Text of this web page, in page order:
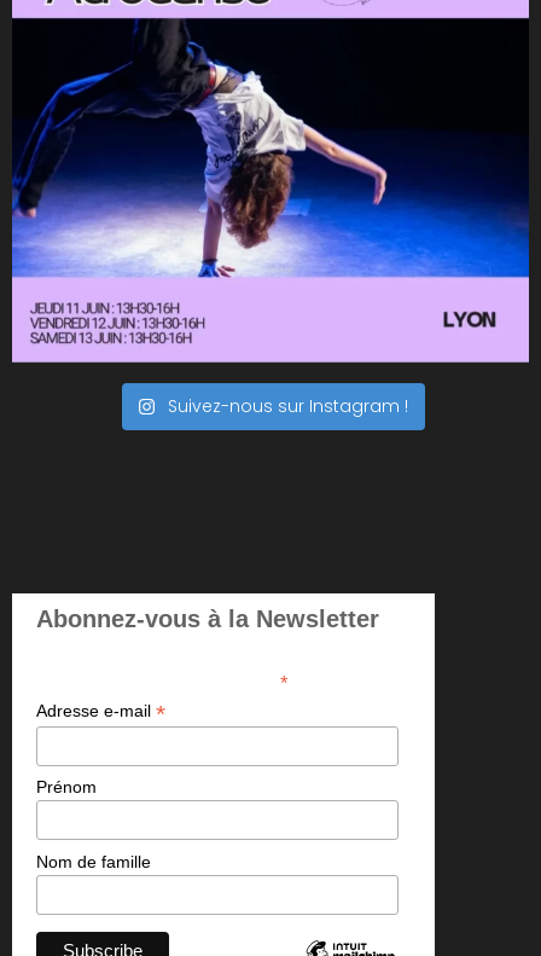
Suivez-nous sur Instagram !
Abonnez-vous à la Newsletter
*indicates required
Adresse e-mail *
Prénom
Nom de famille